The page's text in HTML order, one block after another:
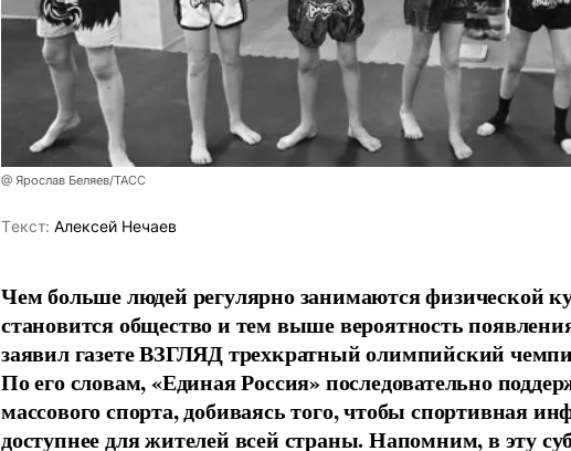
@ Ярослав Беляев/ТАСС
Tекст: Алексей Нечаев
Чем больше людей регулярно занимаются физической
становится общество и тем выше вероятность
заявил газете ВЗГЛЯД трехкратный олимпийский
По его словам, «Единая Россия» последовательно
массового спорта, добиваясь того, чтобы спортивная
доступнее для жителей всей страны. Напомним, в эту